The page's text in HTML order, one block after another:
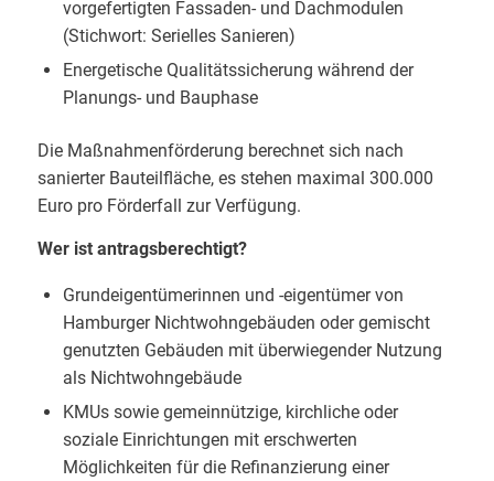
vorgefertigten Fassaden- und Dachmodulen
(Stichwort: Serielles Sanieren)
Energetische Qualitätssicherung während der
Planungs- und Bauphase
Die Maßnahmenförderung berechnet sich nach
sanierter Bauteilfläche, es stehen maximal 300.000
Euro pro Förderfall zur Verfügung.
Wer ist antragsberechtigt?
Grundeigentümerinnen und -eigentümer von
Hamburger Nichtwohngebäuden oder gemischt
genutzten Gebäuden mit überwiegender Nutzung
als Nichtwohngebäude
KMUs sowie gemeinnützige, kirchliche oder
soziale Einrichtungen mit erschwerten
Möglichkeiten für die Refinanzierung einer